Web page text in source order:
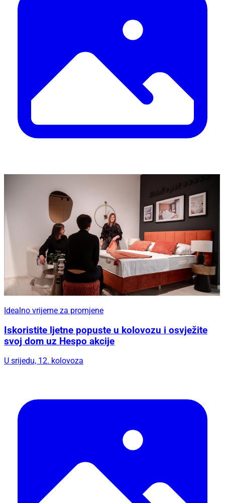
Idealno vrijeme za promjene
Iskoristite ljetne popuste u kolovozu i osvježite
svoj dom uz Hespo akcije
U srijedu, 12. kolovoza